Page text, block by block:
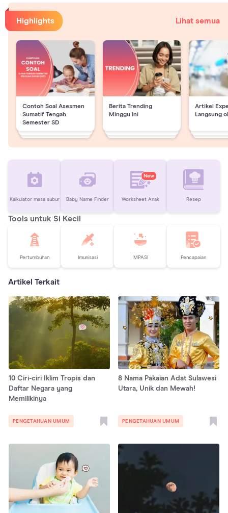
Highlights Lihat semua
Contoh Soal Asesmen
Sumatif Tengah
Semester SD
Berita Trending
Minggu Ini
Artikel
Langsung
Kalkulator masa subur Baby Name Finder
New
Worksheet Anak Resep
Tools untuk Si Kecil
Pertumbuhan Imunisasi MPASI Pencapaian
Artikel Terkait
10 Ciri-ciri Iklim Tropis dan
Daftar Negara yang
Memilikinya
PENGETAHUAN UMUM
8 Nama Pakaian Adat Sulawesi
Utara, Unik dan Mewah!
PENGETAHUAN UMUM